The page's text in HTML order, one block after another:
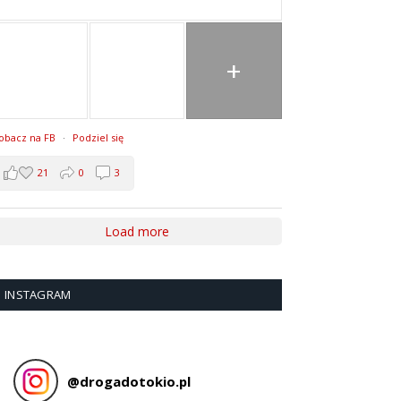
+
na FB · Podziel się
21 0 3
Load more
INSTAGRAM
@drogadotokio.pl